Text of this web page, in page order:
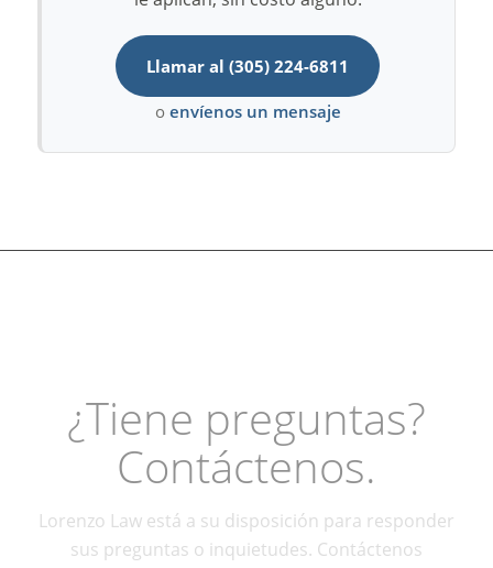
Llamar al (305) 224-6811
o envíenos un mensaje
¿Tiene preguntas?
Contáctenos.
Lorenzo Law está a su disposición para responder
sus preguntas o inquietudes. Contáctenos